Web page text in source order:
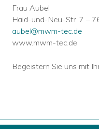
Frau Aubel
Haid-und-Neu-Str. 7 –
aubel@mwm-tec.de
www.mwm-tec.de
Begeistern Sie uns mit